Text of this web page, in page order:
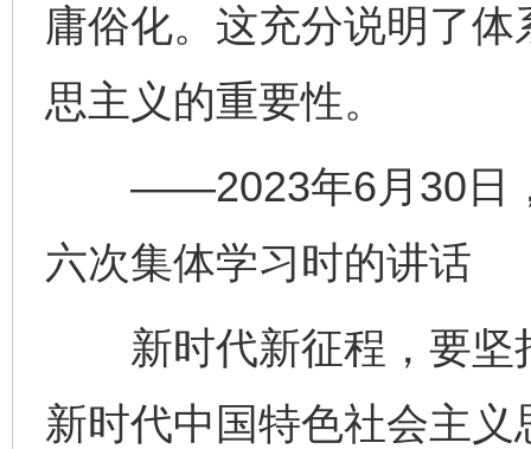
庸俗化。这充分说明了
思主义的重要性。
——2023年6月30日，
六次集体学习时的讲话
新时代新征程，要坚
新时代中国特色社会主